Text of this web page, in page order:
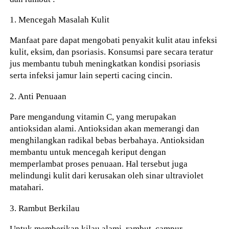
1. Mencegah Masalah Kulit
Manfaat pare dapat mengobati penyakit kulit atau infeksi
kulit, eksim, dan psoriasis. Konsumsi pare secara teratur
jus membantu tubuh meningkatkan kondisi psoriasis
serta infeksi jamur lain seperti cacing cincin.
2. Anti Penuaan
Pare mengandung vitamin C, yang merupakan
antioksidan alami. Antioksidan akan memerangi dan
menghilangkan radikal bebas berbahaya. Antioksidan
membantu untuk mencegah keriput dengan
memperlambat proses penuaan. Hal tersebut juga
melindungi kulit dari kerusakan oleh sinar ultraviolet
matahari.
3. Rambut Berkilau